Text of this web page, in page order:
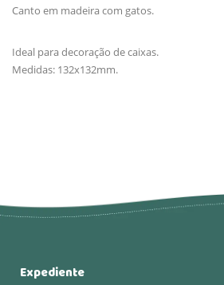
Canto em madeira com gatos.
Ideal para decoração de caixas.
Medidas: 132x132mm.
Expediente